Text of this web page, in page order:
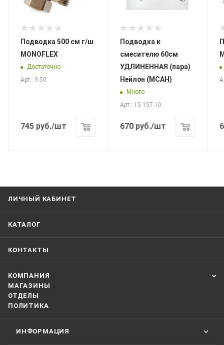
Подводка 500 см г/ш
MONOFLEX
Достаточно
Арт.: 9-50
745 руб./шт
Подводка к
смесителю 60см
УДЛИНЕННАЯ (пара)
Нейлон (МСАН)
Много
Арт.: 15-157-10
670 руб./шт
ЛИЧНЫЙ КАБИНЕТ
КАТАЛОГ
КОНТАКТЫ
КОМПАНИЯ
МАГАЗИНЫ
ОТДЕЛЫ
ПОЛИТИКА
ИНФОРМАЦИЯ